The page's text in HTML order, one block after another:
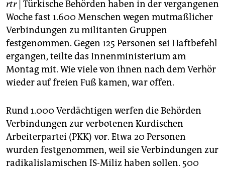
shop
fragen & hilfe
unterstützen
abo
epaper login
rtr| Türkische Behörden haben in der vergangenen
Woche fast 1.600 Menschen wegen mutmaßlicher
Verbindungen zu militanten Gruppen
festgenommen. Gegen 125 Personen sei Haftbefehl
ergangen, teilte das Innenministerium am
Montag mit. Wie viele von ihnen nach dem Verhör
wieder auf freien Fuß kamen, war offen.
Rund 1.000 Verdächtigen werfen die Behörden
Verbindungen zur verbotenen Kurdischen
Arbeiterpartei (PKK) vor. Etwa 20 Personen
wurden festgenommen, weil sie Verbindungen zur
radikalislamischen IS-Miliz haben sollen. 500